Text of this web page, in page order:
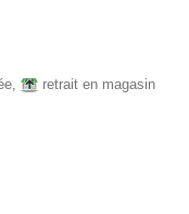
,
retrait en magasin